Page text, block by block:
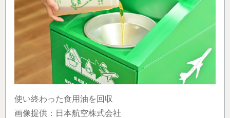
使い終わった食用油を回収
画像提供：日本航空株式会社